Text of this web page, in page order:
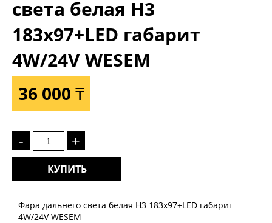
света белая Н3
183x97+LED габарит
4W/24V WESEM
36 000 ₸
- +
КУПИТЬ
Фара дальнего света белая Н3 183x97+LED габарит
4W/24V WESEM